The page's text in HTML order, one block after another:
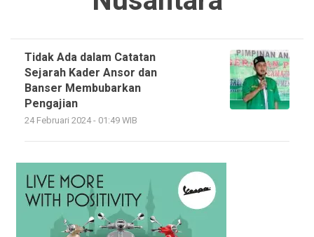
Tidak Ada dalam Catatan
Sejarah Kader Ansor dan
Banser Membubarkan
Pengajian
24 Februari 2024 - 01:49 WIB